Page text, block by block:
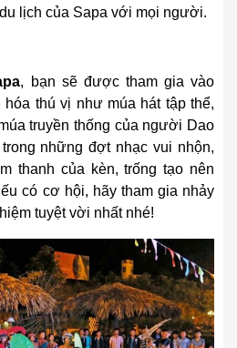
lịch của Sapa với mọi người.
, bạn sẽ được tham gia vào
thú vị như múa hát tập thể,
truyền thống của người Dao
những đợt nhạc vui nhộn,
thanh của kèn, trống tạo nên
có cơ hội, hãy tham gia nhảy
tuyệt vời nhất nhé!